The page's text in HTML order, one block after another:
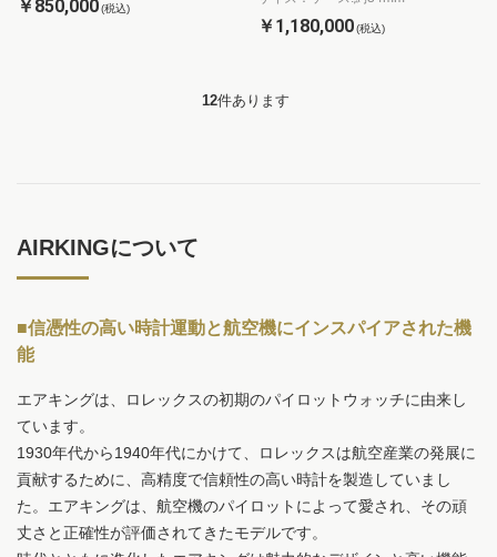
￥850,000(税込)
￥1,180,000 (税込)
12件あります
AIRKINGについて
■信憑性の高い時計運動と航空機にインスパイアされた機
能
エアキングは、ロレックスの初期のパイロットウォッチに由来し
ています。
1930年代から1940年代にかけて、ロレックスは航空産業の発展に
貢献するために、高精度で信頼性の高い時計を製造していまし
た。エアキングは、航空機のパイロットによって愛され、その頑
丈さと正確性が評価されてきたモデルです。